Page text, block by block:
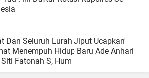
Dan Seluruh Lurah Jiput Ucapkan'
Menempuh Hidup Baru Ade Anhari
Fatonah S, Hum